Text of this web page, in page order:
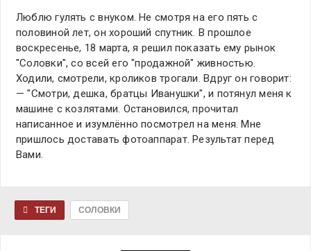
Люблю гулять с внуком. Не смотря на его пять с
половиной лет, он хороший спутник. В прошлое
воскресенье, 18 марта, я решил показать ему рынок
"Соловки", со всей его "продажной" живностью.
Ходили, смотрели, кроликов трогали. Вдруг он говорит:
— "Смотри, дешка, братцы Иванушки", и потянул меня к
машине с козлятами. Остановился, прочитал
написанное и изумлённо посмотрел на меня. Мне
пришлось доставать фотоаппарат. Результат перед
Вами.
ТЕГИ СОЛОВКИ